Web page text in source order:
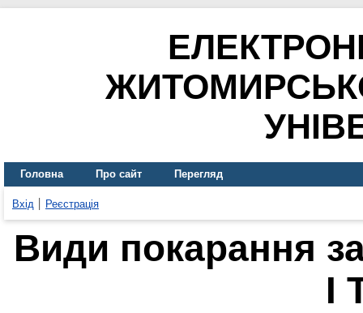
Головна Про сайт Перегляд
Вхід Реєстрація
Види покарання
І